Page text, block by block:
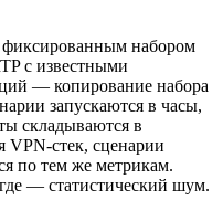
фиксированным набором
с известными
— копирование набора
запускаются в часы,
складываются в
VPN-стек, сценарии
по тем же метрикам.
— статистический шум.